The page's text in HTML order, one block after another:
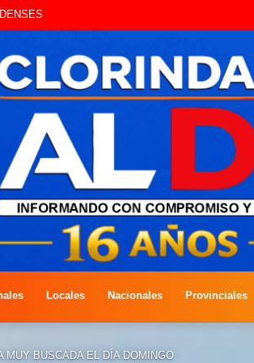
EN COSTAS DEL RÍO PARAGUAY
Locales Nacionales Provinciales
MUY BUSCADA EL DÍA DOMINGO